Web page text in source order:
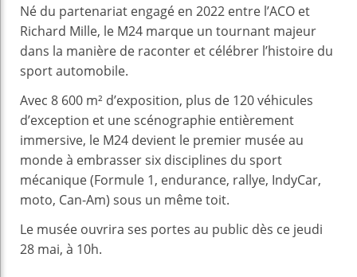
Né du partenariat engagé en 2022 entre l’ACO et
Richard Mille, le M24 marque un tournant majeur
dans la manière de raconter et célébrer l’histoire du
sport automobile.
Avec 8 600 m² d’exposition, plus de 120 véhicules
d’exception et une scénographie entièrement
immersive, le M24 devient le premier musée au
monde à embrasser six disciplines du sport
mécanique (Formule 1, endurance, rallye, IndyCar,
moto, Can-Am) sous un même toit.
Le musée ouvrira ses portes au public dès ce jeudi
28 mai, à 10h.